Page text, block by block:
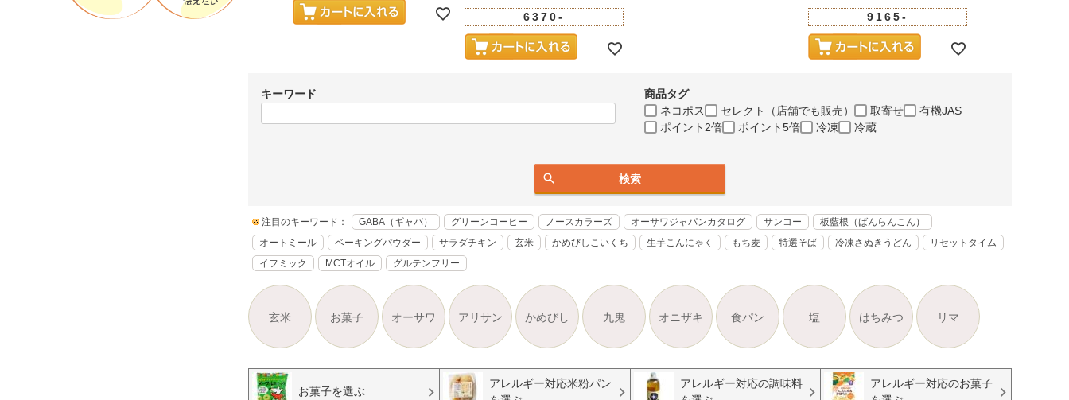
6370- 9165-
キーワード
商品タグ
ネコポス
セレクト（店舗でも販売） 取寄せ
有機JAS
ポイント2倍
ポイント5倍 冷凍 冷蔵
検索
注目のキーワード： GABA（ギャバ） グリーンコーヒー ノースカラーズ オーサワジャパンカタログ サンコー
板藍根（ばんらんこん）
オートミール
ベーキングパウダー サラダチキン 玄米 かめびしこいくち 生芋こんにゃく もち麦 特選そば 冷凍さぬきうどん
リセットタイム
イフミック
MCTオイル グルテンフリー
玄米 お菓子 オーサワ アリサン かめびし 九鬼 オニザキ 食パン 塩 はちみつ リマ
お菓子を選ぶ
アレルギー対応米粉パン
アレルギー対応の調味料
アレルギー対応のお菓子